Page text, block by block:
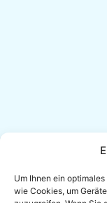
Um Ihnen ein
wie Cookies, um